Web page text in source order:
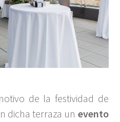
de la festividad de
dicha terraza un evento